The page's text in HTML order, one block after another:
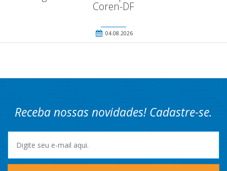
Coren-DF
04.08.2026
Receba nossas novidades! Cadastre-se.